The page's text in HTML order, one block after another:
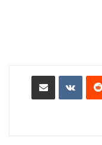
‫رددیت ‫VKontakteاشتراک گذاری از طریق ایمیل